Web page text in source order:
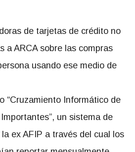
de tarjetas de crédito no
a ARCA sobre las compras
usando ese medio de
“Cruzamiento Informático de
un sistema de
ex AFIP a través del cual los